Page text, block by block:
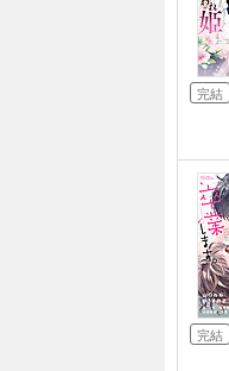
完結
完結